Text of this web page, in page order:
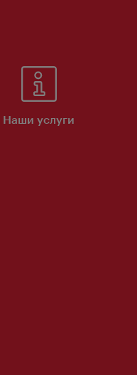
Наши услуги